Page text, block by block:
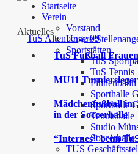
Startseite
Verein
Vorstand
Unsere
Sportstätten
TuS
TuS Tennis
Finnenbahn
Sporthalle
Sporthalle
Tennishalle
Studio
Soccerhalle
TUS
Aktuelles
TuS Fußball
MU11
Mädchenfußball im
in der Soccerhalle
“Internes” beim